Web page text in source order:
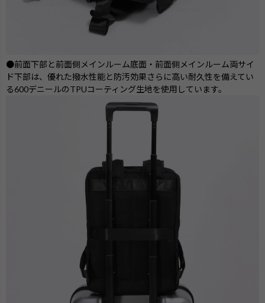
●前面下部と前面側メインルーム底面・前面側メインルーム両サイ
ド下部は、優れた撥水性能と防汚効果さらに高い耐久性を備えてい
る600デニールのTPUコーティング生地を使用しています。